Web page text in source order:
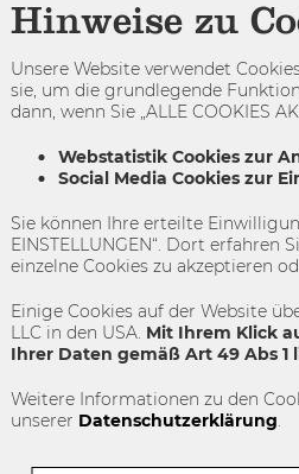
Studien-, Arbeits- und
Die aktuelle Situation
in Bewegung gebracht. An der
Ende April hat die...
Hinweise zu
Unsere Website verwendet
sie, um die grundlegende
dann, wenn Sie „ALLE COOKIES
Webstatistik Cookies zur
Social Media Cookies zur
Sie können Ihre erteilte
EINSTELLUNGEN“. Dort
einzelne Cookies zu akzeptieren
Einige Cookies auf der Website
LLC in den USA. Mit Ihrem Klick
Ihrer Daten gemäß Art 49 Abs 1
Weitere Informationen zu den
unserer Datenschutzerklärung.